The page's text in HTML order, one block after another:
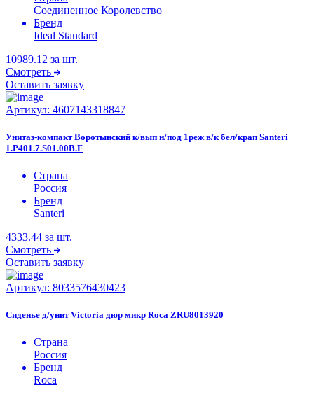
Соединенное Королевство
Бренд
Ideal Standard
10989.12 за шт.
Смотреть
Оставить заявку
Артикул: 4607143318847
Унитаз-компакт Воротынский к/вып н/под 1реж в/к бел/крап Santeri
1.P401.7.S01.00B.F
Страна
Россия
Бренд
Santeri
4333.44 за шт.
Смотреть
Оставить заявку
Артикул: 8033576430423
Сиденье д/унит Victoria дюр микр Roca ZRU8013920
Страна
Россия
Бренд
Roca